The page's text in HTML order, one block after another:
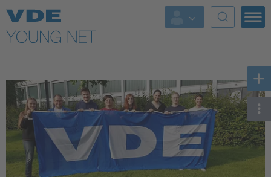
Top Themen
Fokusthemen
Energy
AI & Digital Trust
Health